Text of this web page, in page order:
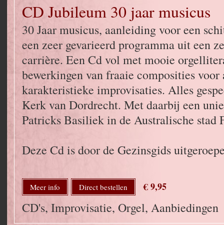
CD Jubileum 30 jaar musicus
30 Jaar musicus, aanleiding voor een
een zeer gevarieerd programma uit een
carrière. Een Cd vol met mooie
bewerkingen van fraaie composities
karakteristieke improvisaties. Alles
Kerk van Dordrecht. Met daarbij een
Patricks Basiliek in de Australische stad
Deze Cd is door de Gezinsgids
Meer info Direct bestellen € 9,95
CD's, Improvisatie, Orgel, Aanbiedingen